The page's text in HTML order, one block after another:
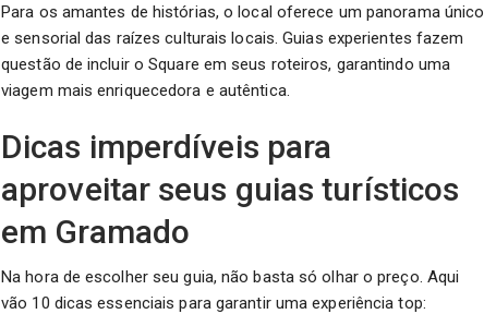
Para os amantes de histórias, o local oferece um panorama único
e sensorial das raízes culturais locais. Guias experientes fazem
questão de incluir o Square em seus roteiros, garantindo uma
viagem mais enriquecedora e autêntica.
Dicas imperdíveis para
aproveitar seus guias turísticos
em Gramado
Na hora de escolher seu guia, não basta só olhar o preço. Aqui
vão 10 dicas essenciais para garantir uma experiência top: